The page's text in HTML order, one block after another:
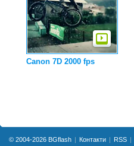
Canon 7D 2000 fps
© 2004-2026 BGflash Контакти RSS